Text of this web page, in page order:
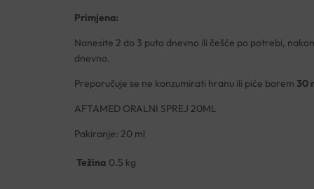
Primjena:
Nanesite 2 do 3 puta dnevno ili češće po potrebi,
dnevno.
Preporučuje se ne konzumirati hranu ili piće barem 30
AFTAMED ORALNI SPREJ 20ML
Pakiranje: 20 ml
Težina 0.5 kg